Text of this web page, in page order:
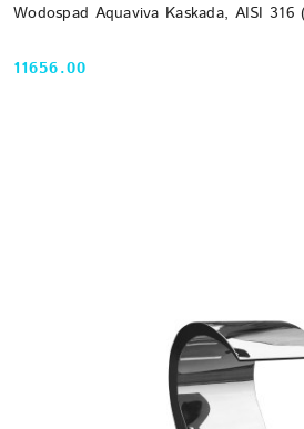
Wodospad Aquaviva Kaskada, AISI
Cena:
11656.00